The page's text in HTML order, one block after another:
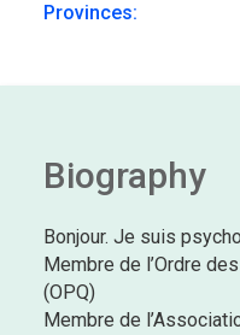
Provinces:
Biography
Bonjour. Je suis
Membre de l’Ordre
(OPQ)
Membre de